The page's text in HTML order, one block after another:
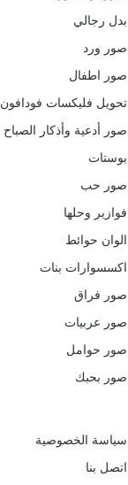
بدل رجالي
صور ورد
صور اطفال
تحويل فليكسات فودافون
صور أدعية وأذكار الصباح
بوستات
صور حب
فوازير وحلها
الوان حوائط
اكسسوارات بنات
صور فراق
صور عربيات
صور حوامل
صور بحبك
سياسة الخصوصية
اتصل بنا